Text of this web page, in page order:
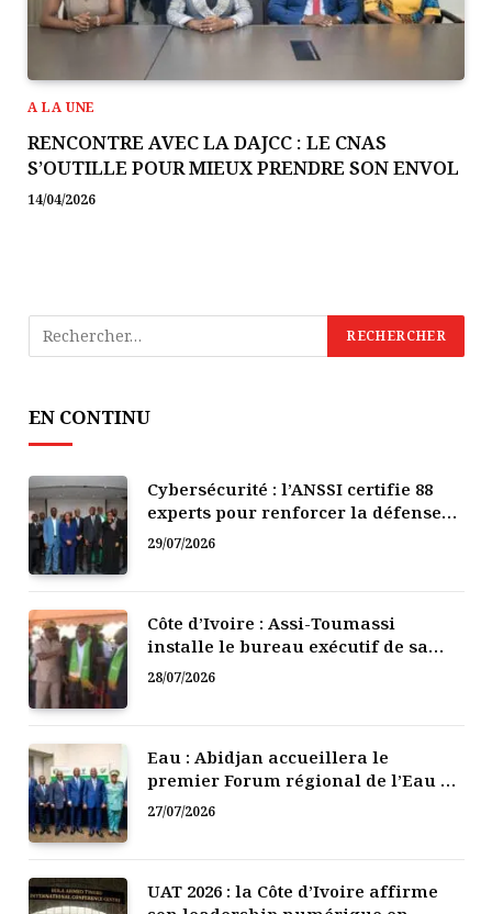
A LA UNE
RENCONTRE AVEC LA DAJCC : LE CNAS
S’OUTILLE POUR MIEUX PRENDRE SON ENVOL
14/04/2026
EN CONTINU
Cybersécurité : l’ANSSI certifie 88
experts pour renforcer la défense
numérique de la Côte d’Ivoire
29/07/2026
Côte d’Ivoire : Assi-Toumassi
installe le bureau exécutif de sa
mutuelle de développement
28/07/2026
Eau : Abidjan accueillera le
premier Forum régional de l’Eau de
l’Afrique de l’Ouest
27/07/2026
UAT 2026 : la Côte d’Ivoire affirme